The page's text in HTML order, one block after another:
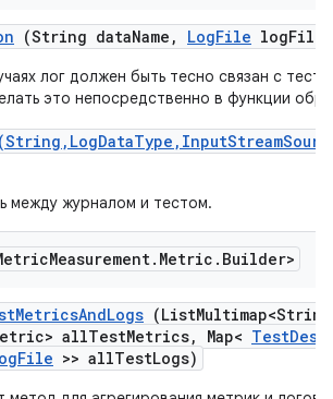
(String dataName , LogFile logFile)
лог должен быть тесно связан с
это непосредственно в функции
между журналом и тестом.
Measurement. Metric . Builder>
MetricsAndLogs (ListMultimap<String
allTestMetrics, Map< Test
File >> allTestLogs)